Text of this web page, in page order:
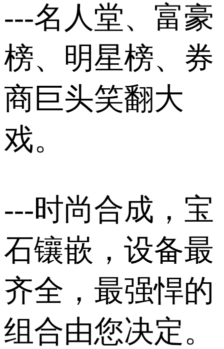
---名人堂、富豪
榜、明星榜、券
商巨头笑翻大
戏。
---时尚合成，宝
石镶嵌，设备最
齐全，最强悍的
组合由您决定。